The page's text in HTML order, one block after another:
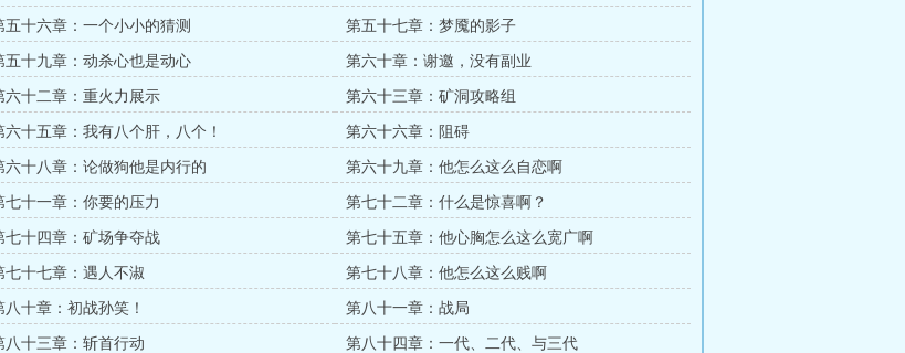
五十六章：一个小小的猜测 第五十七章：梦魇的影子
五十九章：动杀心也是动心 第六十章：谢邀，没有副业
六十二章：重火力展示 第六十三章：矿洞攻略组
六十五章：我有八个肝，八个！ 第六十六章：阻碍
六十八章：论做狗他是内行的 第六十九章：他怎么这么自恋啊
七十一章：你要的压力 第七十二章：什么是惊喜啊？
七十四章：矿场争夺战 第七十五章：他心胸怎么这么宽广啊
七十七章：遇人不淑 第七十八章：他怎么这么贱啊
八十章：初战孙笑！ 第八十一章：战局
八十三章：斩首行动 第八十四章：一代、二代、与三代